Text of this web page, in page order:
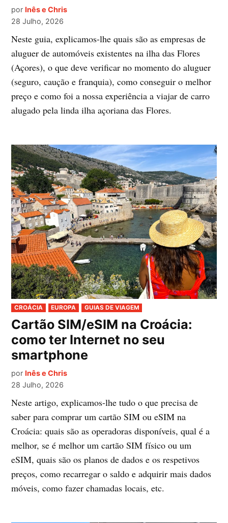
por Inês e Chris
28 Julho, 2026
Neste guia, explicamos-lhe quais são as empresas de
aluguer de automóveis existentes na ilha das Flores
(Açores), o que deve verificar no momento do aluguer
(seguro, caução e franquia), como conseguir o melhor
preço e como foi a nossa experiência a viajar de carro
alugado pela linda ilha açoriana das Flores.
PUBLICADO
EM
CROÁCIA EUROPA GUIAS DE VIAGEM
Cartão SIM/eSIM na Croácia:
como ter Internet no seu
smartphone
por Inês e Chris
28 Julho, 2026
Neste artigo, explicamos-lhe tudo o que precisa de
saber para comprar um cartão SIM ou eSIM na
Croácia: quais são as operadoras disponíveis, qual é a
melhor, se é melhor um cartão SIM físico ou um
eSIM, quais são os planos de dados e os respetivos
preços, como recarregar o saldo e adquirir mais dados
móveis, como fazer chamadas locais, etc.